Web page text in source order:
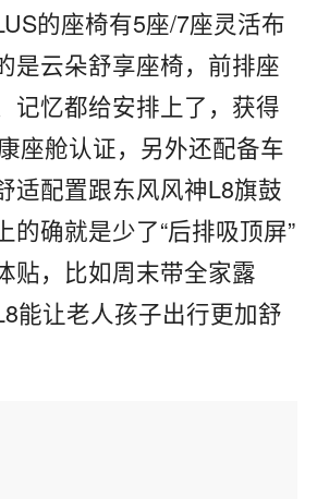
的座椅有5座/7座灵活布
是云朵舒享座椅，前排座
记忆都给安排上了，获得
座舱认证，另外还配备车
适配置跟东风风神L8旗鼓
的确就是少了“后排吸顶屏”
贴，比如周末带全家露
能让老人孩子出行更加舒